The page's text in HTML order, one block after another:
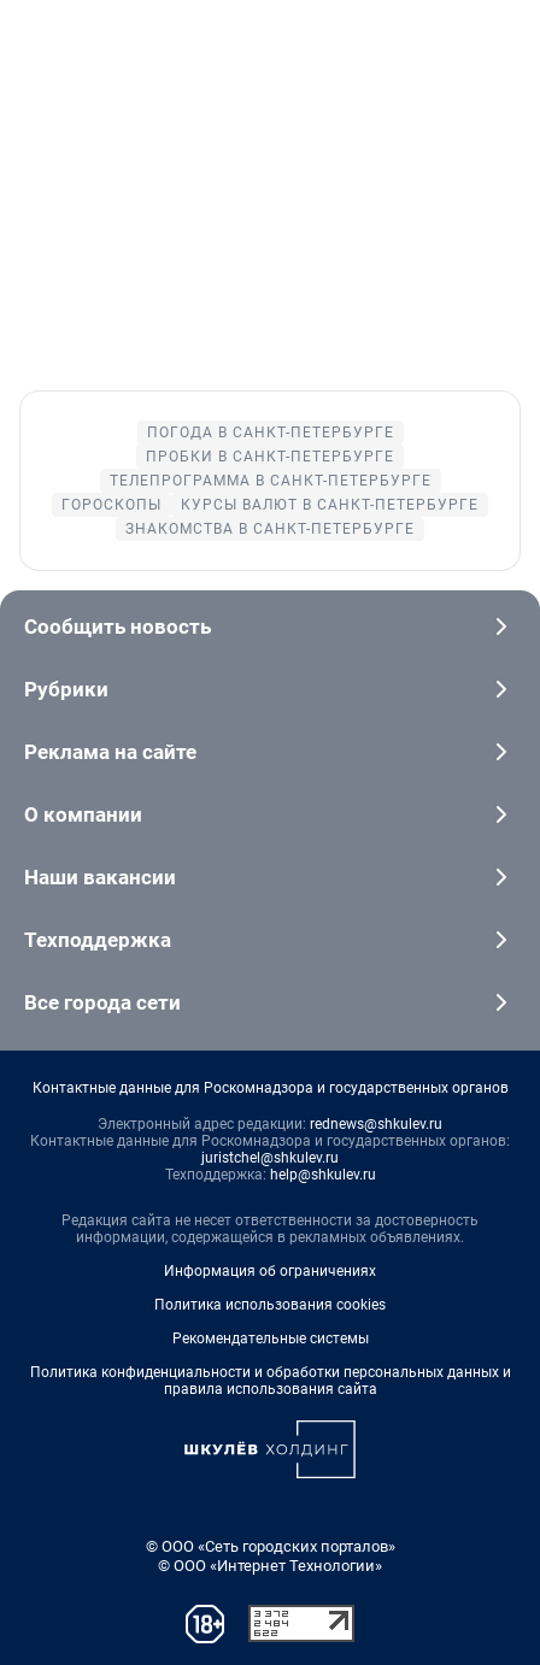
ПОГОДА В САНКТ-ПЕТЕРБУРГЕ
ПРОБКИ В САНКТ-ПЕТЕРБУРГЕ
ТЕЛЕПРОГРАММА В САНКТ-ПЕТЕРБУРГЕ
ГОРОСКОПЫ
КУРСЫ ВАЛЮТ В САНКТ-ПЕТЕРБУРГЕ
ЗНАКОМСТВА В САНКТ-ПЕТЕРБУРГЕ
Сообщить новость
Рубрики
Реклама на сайте
О компании
Наши вакансии
Техподдержка
Все города сети
Контактные данные для Роскомнадзора и государственных органов
Электронный адрес редакции: rednews@shkulev.ru
Контактные данные для Роскомнадзора и государственных органов:
juristchel@shkulev.ru
Техподдержка: help@shkulev.ru
Редакция сайта не несет ответственности за достоверность
информации, содержащейся в рекламных объявлениях.
Информация об ограничениях
Политика использования cookies
Рекомендательные системы
Политика конфиденциальности и обработки персональных данных и
правила использования сайта
© ООО «Сеть городских порталов»
© ООО «Интернет Технологии»